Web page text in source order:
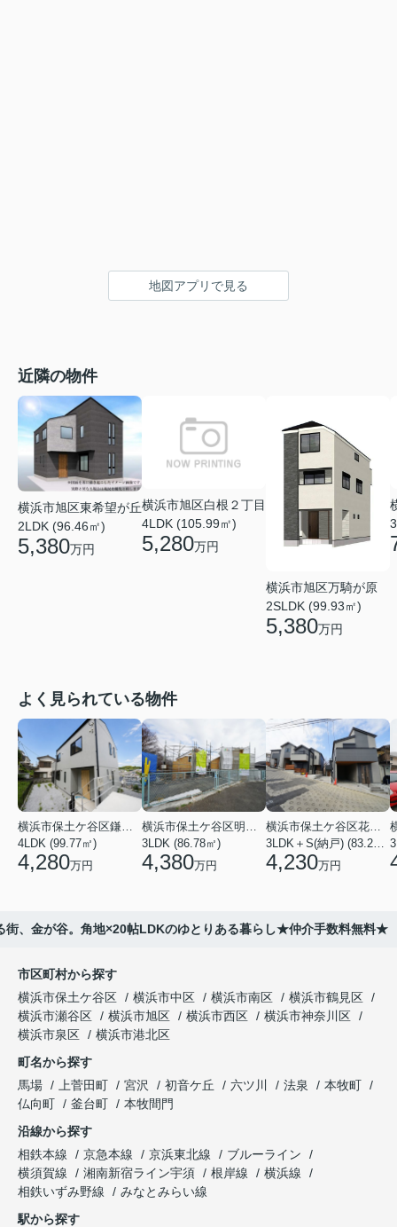
地図アプリで見る
近隣の物件
横浜市旭区東希望が丘
2LDK (96.46㎡)
5,380万円
横浜市旭区白根２丁目
4LDK (105.99㎡)
5,280万円
横浜市旭区万騎が原
2SLDK (99.93㎡)
5,380万円
よく見られている物件
4LDK (99.77㎡)
4,280万円
3LDK (86.78㎡)
4,380万円 4,230万円
街、金が谷。角地×20帖LDKのゆとりある暮らし★仲介手数料無料★
市区町村から探す
横浜市保土ケ谷区
横浜市中区 横浜市南区
横浜市鶴見区
横浜市瀬谷区
横浜市旭区 横浜市西区
横浜市神奈川区
横浜市泉区
横浜市港北区
町名から探す
馬場
上菅田町 宮沢 初音ケ丘 六ツ川 法泉
本牧町
仏向町
釜台町
本牧間門
沿線から探す
相鉄本線
京急本線 京浜東北線
ブルーライン
横須賀線
湘南新宿ライン宇須 根岸線
横浜線
相鉄いずみ野線
みなとみらい線
駅から探す